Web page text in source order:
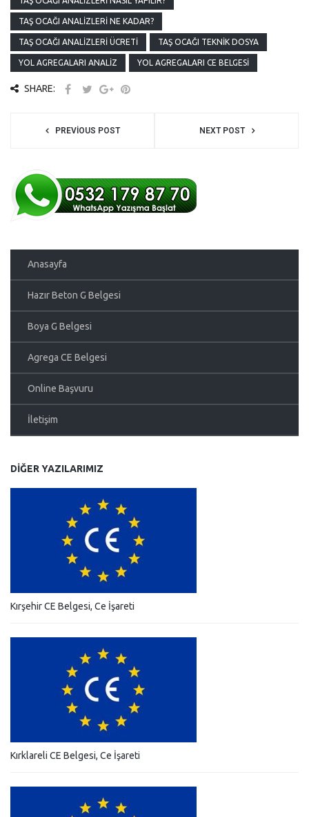
TAŞ OCAĞI ANALIZLERI NE KADAR?
TAŞ OCAĞI ANALIZLERI ÜCRETI TAŞ OCAĞI TEKNIK DOSYA
YOL AGREGALARI ANALIZ YOL AGREGALARI CE BELGESI
SHARE:
PREVIOUS POST NEXT POST
Anasayfa
Hazır Beton G Belgesi
Boya G Belgesi
Agrega CE Belgesi
Online Başvuru
İletişim
DIĞER YAZILARIMIZ
Kırşehir CE Belgesi, Ce İşareti
Kırklareli CE Belgesi, Ce İşareti